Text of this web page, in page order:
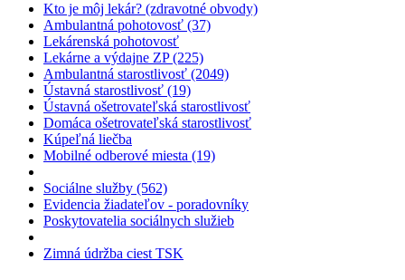
Kto je môj lekár? (zdravotné obvody)
Ambulantná pohotovosť (37)
Lekárenská pohotovosť
Lekárne a výdajne ZP (225)
Ambulantná starostlivosť (2049)
Ústavná starostlivosť (19)
Ústavná ošetrovateľská starostlivosť
Domáca ošetrovateľská starostlivosť
Kúpeľná liečba
Mobilné odberové miesta (19)
Sociálne služby (562)
Evidencia žiadateľov - poradovníky
Poskytovatelia sociálnych služieb
Zimná údržba ciest TSK